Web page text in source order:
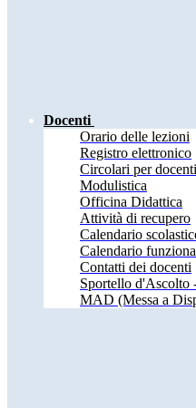
Docenti
Orario delle lezioni
Registro elettronico
Circolari per docenti
Modulistica
Officina Didattica
Attività di recupero
Calendario
Calendario
Contatti dei docenti
Sportello d'Ascolto
MAD (Messa a